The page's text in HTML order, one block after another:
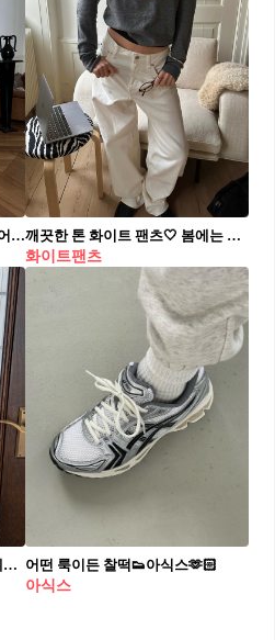
저물지 않는 트렌드템이 돌아왔어!!😮 짧은 하의 부담스럽다면, 카프리 팬츠를 시도해 봐✨🧚🏻 평소 다리가 콤플렉스였다면, 카프리 팬츠를 입어보는 건 어떨까요? 발목 위로 살짝 올라오는 기장감 덕분에 다리 라인이 자연스럽게 길어 보이며, 슬림하게 떨어지는 실루엣이 하체를 깔끔하게 정리해 줍니다. 미니멀한 가디건부터 클래식한 블레이저까지, 봄철 다양한 아우터와 매치할 수 있어 실용적이고, 카프리 팬츠 특유의 페미닌한 매력도 살릴 수 있습니다. 지금부터 여름까지 데일리룩으로 활용하며 스타일 포인트를 더해보세요.
깨끗한 톤 화이트 팬츠🤍 봄에는 가벼운 컬러로 코디 분위기 바꾸기🌿✨
화이트팬츠
딱 떨어지는 맛이 있지🖤 라인 예쁘게 잡아주는 데일리템 슬랙스📏✨ 슬랙스는 하나만 있어도 코디 활용도가 높은 기본 아이템입니다. 재킷과 셋업으로 매치해도 좋고, 니트나 플리스에 입어 힘을 뺀 데일리 룩으로도 잘 어울리죠. 실루엣이 깔끔하게 떨어져 상체 아이템에 크게 구애받지 않는 게 장점입니다. 슈즈와 스타일링에 따라 분위기 전환도 쉬운 편인데요. 힐이나 로퍼를 신으면 포멀하게, 플랫 슈즈나 운동화에 매치하면 캐주얼하게 연출할 수 있습니다. 어떤 코디에도 잘 어울리는 슬랙스로 코디 폭을 넓혀보세요. 어떤 룩이든 찰떡👟아식스🫶🏻​
아식스